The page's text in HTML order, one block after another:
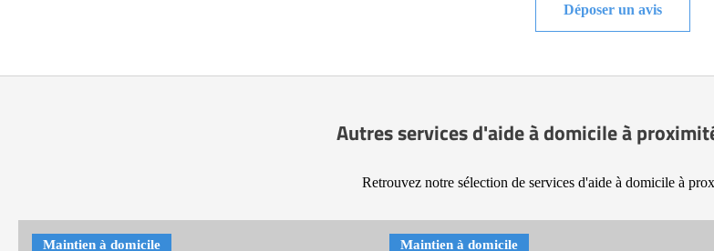
Déposer un avis
Autres services d'aide à domicile à
Retrouvez notre sélection de services d'aide à domicile à